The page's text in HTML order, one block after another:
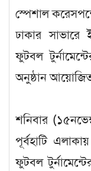
স্পেশাল
ঢাকার সাভারে
ফুটবল
অনুষ্ঠান
শনিবার
পূর্বহাটি
ফুটবল